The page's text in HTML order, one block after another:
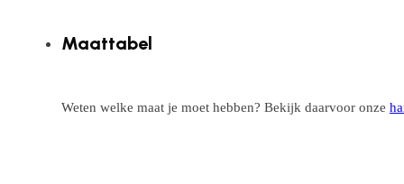
Maattabel
Weten welke maat je moet hebben? Bekijk daarvoor onze